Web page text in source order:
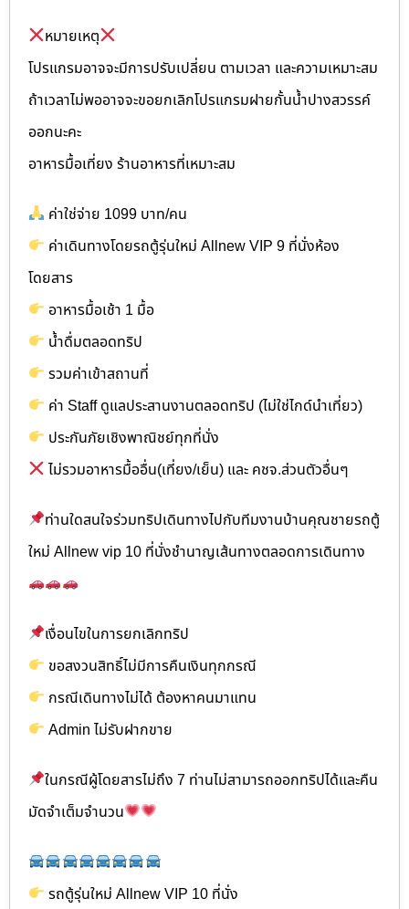
หมายเหตุ
โปรแกรมอาจจะมีการปรับเปลี่ยน ตามเวลา และความเหมาะสม
ถ้าเวลาไม่พออาจจะขอยกเลิกโปรแกรมฝายกั้นน้ำปางสวรรค์
ออกนะคะ
อาหารมื้อเที่ยง ร้านอาหารที่เหมาะสม
ค่าใช่จ่าย 1099 บาท/คน
ค่าเดินทางโดยรถตู้รุ่นใหม่ Allnew VIP 9 ที่นั่งห้อง
โดยสาร
อาหารมื้อเช้า 1 มื้อ
น้ำดื่มตลอดทริป
รวมค่าเข้าสถานที่
ค่า Staff ดูแลประสานงานตลอดทริป (ไม่ใช่ไกด์นำเที่ยว)
ประกันภัยเชิงพาณิชย์ทุกที่นั่ง
ไม่รวมอาหารมื้ออื่น(เที่ยง/เย็น) และ คชจ.ส่วนตัวอื่นๆ
ท่านใดสนใจร่วมทริปเดินทางไปกับทีมงานบ้านคุณชายรถตู้
ใหม่ Allnew vip 10 ที่นั่งชำนาญเส้นทางตลอดการเดินทาง
เงื่อนไขในการยกเลิกทริป
ขอสงวนสิทธิ์ไม่มีการคืนเงินทุกกรณี
กรณีเดินทางไม่ได้ ต้องหาคนมาแทน
Admin ไม่รับฝากขาย
ในกรณีผู้โดยสารไม่ถึง 7 ท่านไม่สามารถออกทริปได้และคืน
มัดจำเต็มจำนวน
รถตู้รุ่นใหม่ Allnew VIP 10 ที่นั่ง